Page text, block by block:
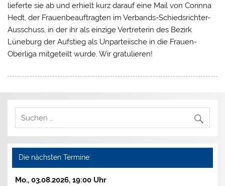
lieferte sie ab und erhielt kurz darauf eine Mail von Corinna
Hedt, der Frauenbeauftragten im Verbands-Schiedsrichter-
Ausschuss, in der ihr als einzige Vertreterin des Bezirk
Lüneburg der Aufstieg als Unparteiische in die Frauen-
Oberliga mitgeteilt wurde. Wir gratulieren!
Die nächsten Termine:
Mo., 03.08.2026, 19:00 Uhr